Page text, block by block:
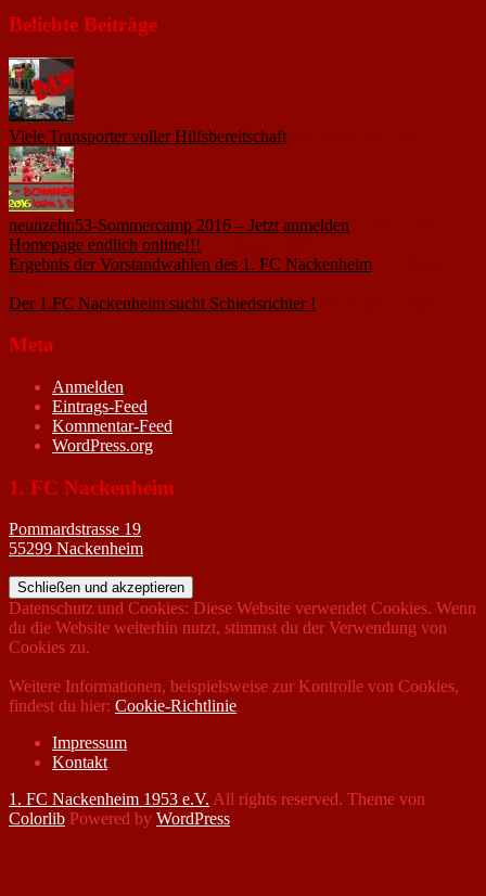
Beliebte Beiträge
Viele Transporter voller Hilfsbereitschaft
neunzehn53-Sommercamp 2016 – Jetzt anmelden
Homepage endlich online!!!
Ergebnis der Vorstandwahlen des 1. FC Nackenheim
Der 1.FC Nackenheim sucht Schiedsrichter !
Meta
Anmelden
Eintrags-Feed
Kommentar-Feed
WordPress.org
1. FC Nackenheim
Pommardstrasse 19
55299 Nackenheim
Datenschutz und Cookies: Diese Website verwendet Cookies. Wenn
du die Website weiterhin nutzt, stimmst du der Verwendung von
Cookies zu.
Weitere Informationen, beispielsweise zur Kontrolle von Cookies,
findest du hier: Cookie-Richtlinie
Impressum
Kontakt
1. FC Nackenheim 1953 e.V. All rights reserved. Theme von
Colorlib Powered by WordPress